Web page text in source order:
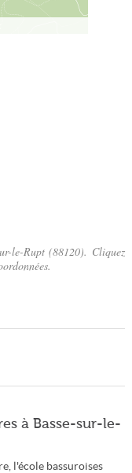
le-Rupt (88120). Cliquez
à Basse-sur-le-
l'école bassuroises